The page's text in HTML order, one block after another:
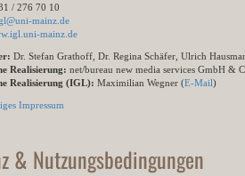
/ 276 70 10
mainz.de
mainz.de
Dr. Stefan Grathoff, Dr. Regina Schäfer, Ulrich
Realisierung: net/bureau new media services GmbH &
Realisierung (IGL): Maximilian Wegner (E-Mail)
Impressum
& Nutzungsbedingungen